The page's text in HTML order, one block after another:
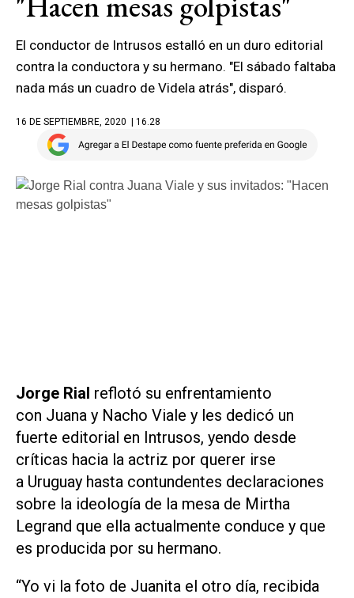
El conductor de Intrusos estalló en un duro editorial
contra la conductora y su hermano. "El sábado faltaba
nada más un cuadro de Videla atrás", disparó.
16 DE SEPTIEMBRE, 2020 | 16.28
Jorge Rial reflotó su enfrentamiento
con Juana y Nacho Viale y les dedicó un
fuerte editorial en Intrusos, yendo desde
críticas hacia la actriz por querer irse
a Uruguay hasta contundentes declaraciones
sobre la ideología de la mesa de Mirtha
Legrand que ella actualmente conduce y que
es producida por su hermano.
“Yo vi la foto de Juanita el otro día, recibida